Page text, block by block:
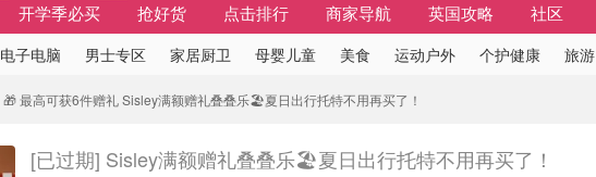
开学季必买 抢好货 点击排行 商家导航 英国攻略 社区
电子电脑 男士专区 家居厨卫 母婴儿童 美食 运动户外 个护健康 旅游
🎁 最高可获6件赠礼 Sisley满额赠礼叠叠乐🏖️夏日出行托特不用再买了！
[已过期] Sisley满额赠礼叠叠乐🏖️夏日出行托特不用再买了！